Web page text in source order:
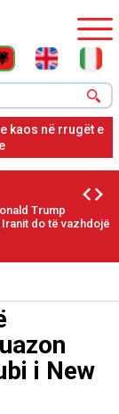
evakuim për
Trump
do të vazhdojë
i New